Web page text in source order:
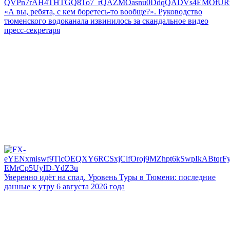
«А вы, ребята, с кем боретесь‑то вообще?». Руководство
тюменского водоканала извинилось за скандальное видео
пресс-секретаря
Уверенно идёт на спад. Уровень Туры в Тюмени: последние
данные к утру 6 августа 2026 года